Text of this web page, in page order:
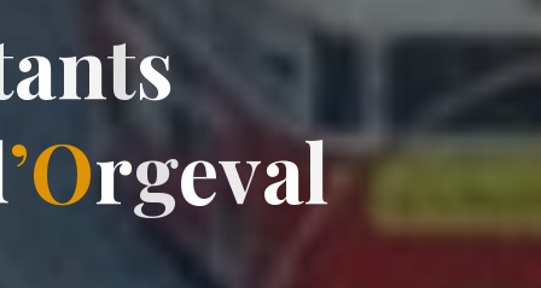
ants
’Orgeval